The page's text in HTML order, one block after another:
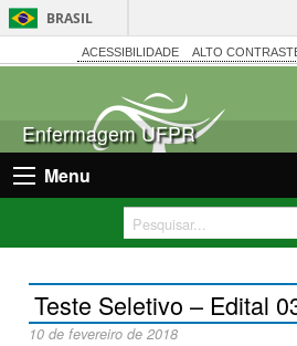
BRASIL
ACESSIBILIDADE ALTO
Enfermagem UFPR
Menu
Teste Seletivo – Edital
10 de fevereiro de 2018